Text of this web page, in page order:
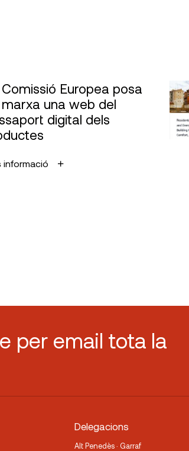
Europea posa
una web del
digital dels
informació
per email tota la
Delegacions
Alt Penedès · Garraf